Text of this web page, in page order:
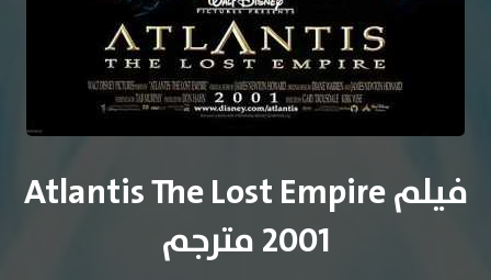
فيلم Atlantis The Lost Empire
2001 مترجم